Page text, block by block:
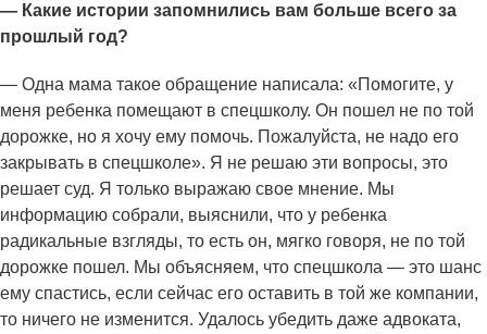
— Какие истории запомнились вам больше всего за
прошлый год?
— Одна мама такое обращение написала: «Помогите, у
меня ребенка помещают в спецшколу. Он пошел не по той
дорожке, но я хочу ему помочь. Пожалуйста, не надо его
закрывать в спецшколе». Я не решаю эти вопросы, это
решает суд. Я только выражаю свое мнение. Мы
информацию собрали, выяснили, что у ребенка
радикальные взгляды, то есть он, мягко говоря, не по той
дорожке пошел. Мы объясняем, что спецшкола — это шанс
ему спастись, если сейчас его оставить в той же компании,
то ничего не изменится. Удалось убедить даже адвоката,